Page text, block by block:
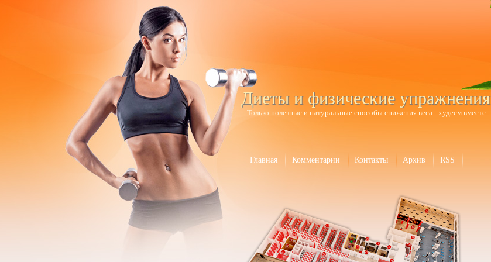
Диеты и физические упражнения
Только полезные и натуральные способы снижения веса - худеем вместе
Главная Комментарии Контакты Архив RSS